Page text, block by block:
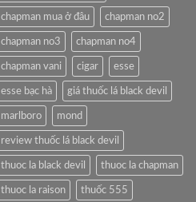
chapman mua ở đâu chapman no2
chapman no3 chapman no4
chapman vani cigar esse
esse bạc hà giá thuốc lá black devil
marlboro mond
review thuốc lá black devil
thuoc la black devil thuoc la chapman
thuoc la raison thuốc 555